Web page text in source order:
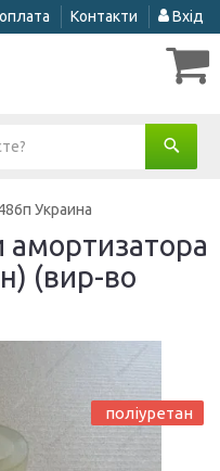
Контакти Вхід
Украина
(вир-во
поліуретан